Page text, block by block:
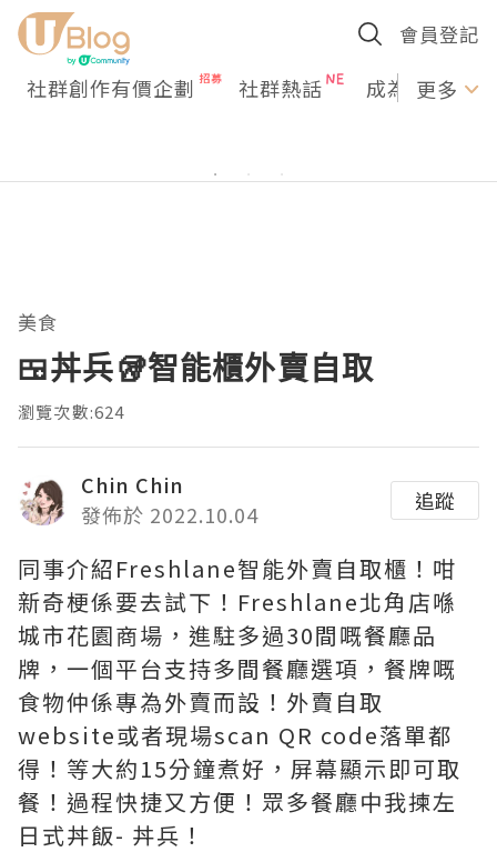
會員登記
社群創作有價企劃 社群熱話 成為U更多
美食
🍱丼兵🥡智能櫃外賣自取
瀏覽次數:624
Chin Chin
發佈於 2022.10.04
追蹤
同事介紹Freshlane智能外賣自取櫃！咁
新奇梗係要去試下！Freshlane北角店喺
城市花園商場，進駐多過30間嘅餐廳品
牌，一個平台支持多間餐廳選項，餐牌嘅
食物仲係專為外賣而設！外賣自取
website或者現場scan QR code落單都
得！等大約15分鐘煮好，屏幕顯示即可取
餐！過程快捷又方便！眾多餐廳中我揀左
日式丼飯- 丼兵！